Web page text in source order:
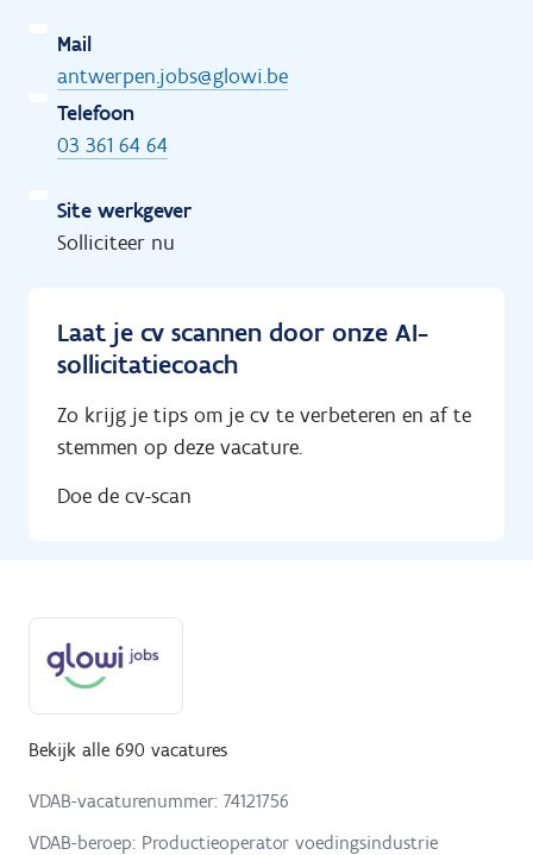
Mail
antwerpen.jobs@glowi.be
Telefoon
03 361 64 64
Site werkgever
Solliciteer nu
Laat je cv scannen door onze AI-
sollicitatiecoach
Zo krijg je tips om je cv te verbeteren en af te
stemmen op deze vacature.
Doe de cv-scan
Bekijk alle 690 vacatures
VDAB-vacaturenummer: 74121756
VDAB-beroep: Productieoperator voedingsindustrie